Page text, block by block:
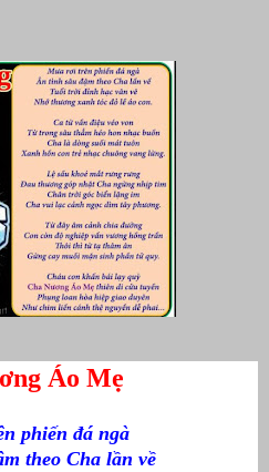
Áo Mẹ
phiến đá ngà
theo Cha lần về